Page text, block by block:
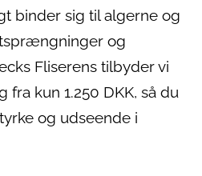
binder sig til algerne og
og
Fliserens tilbyder vi
kun 1.250 DKK, så du
og udseende i